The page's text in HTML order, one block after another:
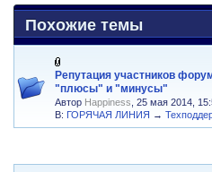
Похожие темы
Репутация участников
"плюсы" и "минусы"
Автор Happiness , 25 мая 2014,
В: ГОРЯЧАЯ ЛИНИЯ →